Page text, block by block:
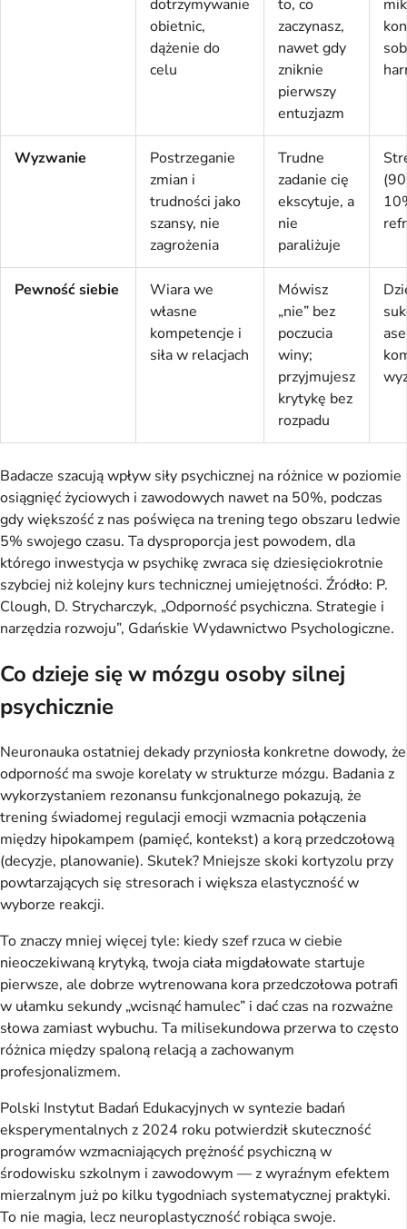
dotrzymywanie
obietnic,
dążenie do
celu
to, co
zaczynasz,
nawet gdy
zniknie
pierwszy
entuzjazm
Wyzwanie
Postrzeganie
zmian i
trudności jako
szansy, nie
zagrożenia
Trudne
zadanie cię
ekscytuje, a
nie
paraliżuje
Pewność siebie
Wiara we
własne
kompetencje i
siła w relacjach
Mówisz
„nie” bez
poczucia
winy;
przyjmujesz
krytykę bez
rozpadu
Badacze szacują wpływ siły psychicznej na różnice w poziomie
osiągnięć życiowych i zawodowych nawet na 50%, podczas
gdy większość z nas poświęca na trening tego obszaru ledwie
5% swojego czasu. Ta dysproporcja jest powodem, dla
którego inwestycja w psychikę zwraca się dziesięciokrotnie
szybciej niż kolejny kurs technicznej umiejętności. Źródło: P.
Clough, D. Strycharczyk, „Odporność psychiczna. Strategie i
narzędzia rozwoju”, Gdańskie Wydawnictwo Psychologiczne.
Co dzieje się w mózgu osoby silnej
psychicznie
Neuronauka ostatniej dekady przyniosła konkretne dowody, że
odporność ma swoje korelaty w strukturze mózgu. Badania z
wykorzystaniem rezonansu funkcjonalnego pokazują, że
trening świadomej regulacji emocji wzmacnia połączenia
między hipokampem (pamięć, kontekst) a korą przedczołową
(decyzje, planowanie). Skutek? Mniejsze skoki kortyzolu przy
powtarzających się stresorach i większa elastyczność w
wyborze reakcji.
To znaczy mniej więcej tyle: kiedy szef rzuca w ciebie
nieoczekiwaną krytyką, twoja ciała migdałowate startuje
pierwsze, ale dobrze wytrenowana kora przedczołowa potrafi
w ułamku sekundy „wcisnąć hamulec” i dać czas na rozważne
słowa zamiast wybuchu. Ta milisekundowa przerwa to często
różnica między spaloną relacją a zachowanym
profesjonalizmem.
Polski Instytut Badań Edukacyjnych w syntezie badań
eksperymentalnych z 2024 roku potwierdził skuteczność
programów wzmacniających prężność psychiczną w
środowisku szkolnym i zawodowym — z wyraźnym efektem
mierzalnym już po kilku tygodniach systematycznej praktyki.
To nie magia, lecz neuroplastyczność robiąca swoje.